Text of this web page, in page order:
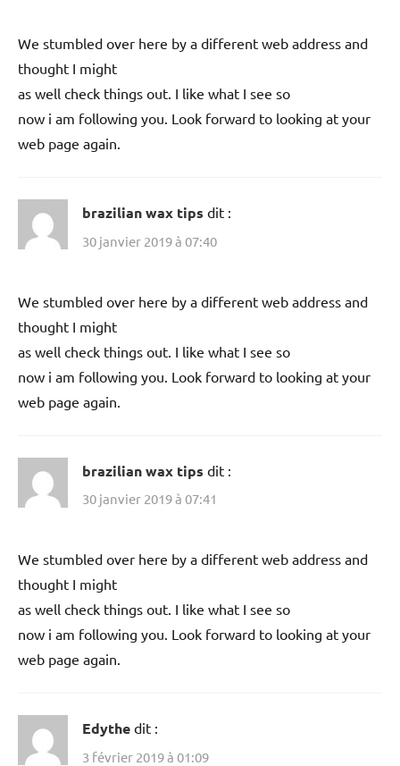
We stumbled over here by a different web address and
thought I might
as well check things out. I like what I see so
now i am following you. Look forward to looking at your
web page again.
brazilian wax tips dit :
30 janvier 2019 à 07:40
We stumbled over here by a different web address and
thought I might
as well check things out. I like what I see so
now i am following you. Look forward to looking at your
web page again.
brazilian wax tips dit :
30 janvier 2019 à 07:41
We stumbled over here by a different web address and
thought I might
as well check things out. I like what I see so
now i am following you. Look forward to looking at your
web page again.
Edythe dit :
3 février 2019 à 01:09